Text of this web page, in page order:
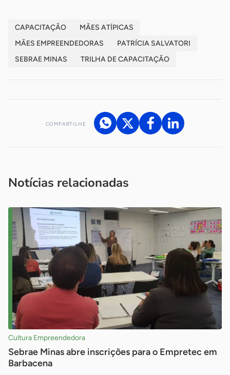
CAPACITAÇÃO
MÃES ATÍPICAS
MÃES EMPREENDEDORAS
PATRÍCIA SALVATORI
SEBRAE MINAS
TRILHA DE CAPACITAÇÃO
COMPARTILHE
Notícias relacionadas
Cultura Empreendedora
Sebrae Minas abre inscrições para o Empretec em
Barbacena